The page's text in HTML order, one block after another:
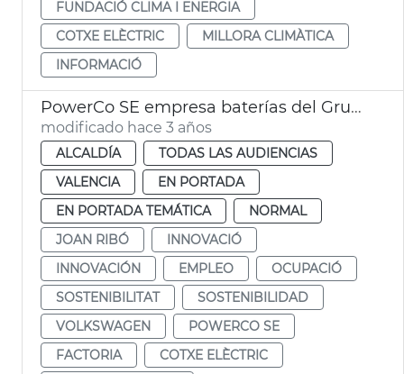
FUNDACIÓ CLIMA I ENERGIA
COTXE ELÈCTRIC
MILLORA CLIMÀTICA
INFORMACIÓ
PowerCo SE empresa baterías del Grupo Volkswagen
modificado hace 3 años
ALCALDÍA
TODAS LAS AUDIENCIAS
VALENCIA
EN PORTADA
EN PORTADA TEMÁTICA
NORMAL
JOAN RIBÓ
INNOVACIÓ
INNOVACIÓN
EMPLEO
OCUPACIÓ
SOSTENIBILITAT
SOSTENIBILIDAD
VOLKSWAGEN
POWERCO SE
FACTORIA
COTXE ELÈCTRIC